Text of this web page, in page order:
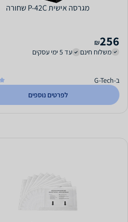
מגרסה אישית P-42C שחורה
256
₪
משלוח חינם
עד 5 ימי עסקים
ב-G-Tech
לפרטים נוספים